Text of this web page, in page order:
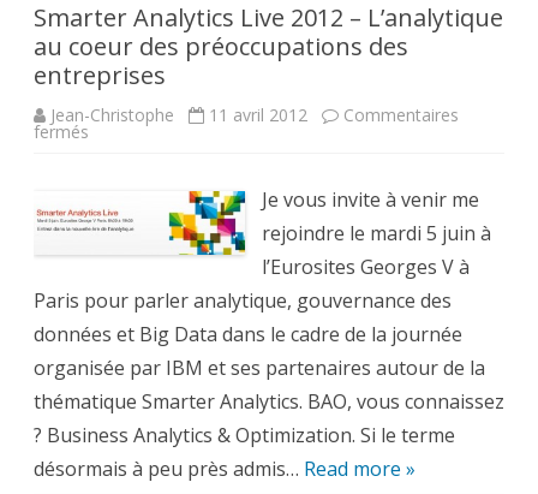
Smarter Analytics Live 2012 – L’analytique
au coeur des préoccupations des
entreprises
Jean-Christophe 11 avril 2012 Commentaires
fermés
–
L’analytique
préoccupations
des
entreprises
Je vous invite à venir me
rejoindre le mardi 5 juin à
l’Eurosites Georges V à
Paris pour parler analytique, gouvernance des
données et Big Data dans le cadre de la journée
organisée par IBM et ses partenaires autour de la
thématique Smarter Analytics. BAO, vous connaissez
? Business Analytics & Optimization. Si le terme
désormais à peu près admis… Read more »